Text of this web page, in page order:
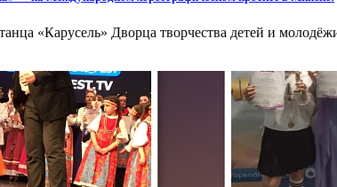
«Карусель» Дворца творчества детей и